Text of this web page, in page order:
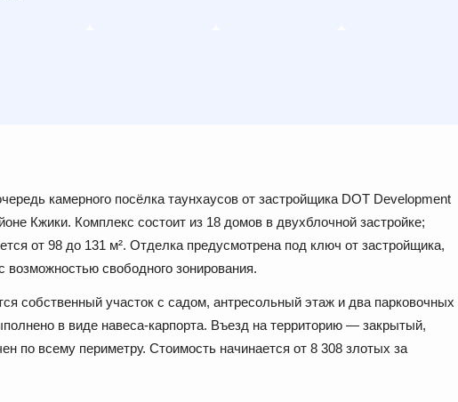
камерного посёлка таунхаусов от застройщика DOT Development
Кжики. Комплекс состоит из 18 домов в двухблочной застройке;
от 98 до 131 м². Отделка предусмотрена под ключ от застройщика,
возможностью свободного зонирования.
собственный участок с садом, антресольный этаж и два парковочных
в виде навеса-карпорта. Въезд на территорию — закрытый,
по всему периметру. Стоимость начинается от 8 308 злотых за